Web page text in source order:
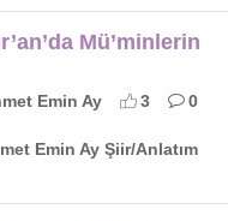
Mü’minlerin
Emin Ay 3
0
Emin Ay Şiir/Anlatım